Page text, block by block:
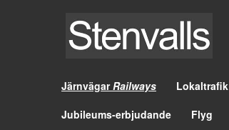
JärnvägarRailways Lokaltrafik
Jubileums-erbjudande
Flyg